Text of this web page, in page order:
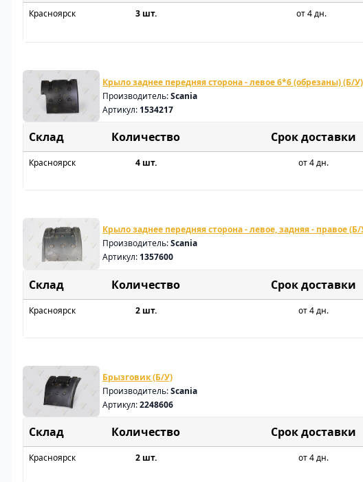
Красноярск 3 шт. от 4 дн.
Крыло заднее передняя сторона - левое 6*6 (обрезаны) (Б/У)
Производитель:Scania
Артикул: 1534217
Склад Срок доставки
Красноярск 4 шт. от 4 дн.
Крыло заднее передняя сторона - левое, задняя - правое (Б/
Производитель:Scania
Артикул: 1357600
Склад Срок доставки
Красноярск 2 шт. от 4 дн.
Брызговик (Б/У)
Производитель:Scania
Артикул:2248606
Склад Срок доставки
Красноярск 2 шт. от 4 дн.